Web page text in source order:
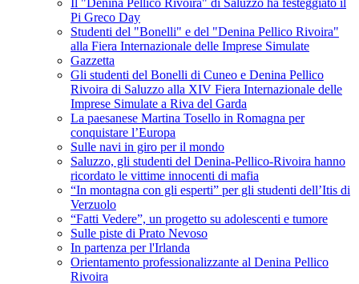
Il "Denina Pellico Rivoira" di Saluzzo ha festeggiato il
Pi Greco Day
Studenti del "Bonelli" e del "Denina Pellico Rivoira"
alla Fiera Internazionale delle Imprese Simulate
Gazzetta
Gli studenti del Bonelli di Cuneo e Denina Pellico
Rivoira di Saluzzo alla XIV Fiera Internazionale delle
Imprese Simulate a Riva del Garda
La paesanese Martina Tosello in Romagna per
conquistare l’Europa
Sulle navi in giro per il mondo
Saluzzo, gli studenti del Denina-Pellico-Rivoira hanno
ricordato le vittime innocenti di mafia
“In montagna con gli esperti” per gli studenti dell’Itis di
Verzuolo
“Fatti Vedere”, un progetto su adolescenti e tumore
Sulle piste di Prato Nevoso
In partenza per l'Irlanda
Orientamento professionalizzante al Denina Pellico
Rivoira